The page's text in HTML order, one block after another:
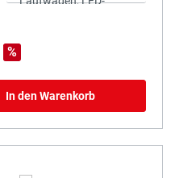
%
In den Warenkorb